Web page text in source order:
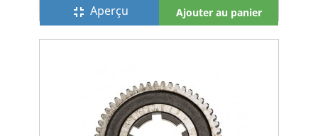
fullscreen_exit Aperçu Ajouter au panier